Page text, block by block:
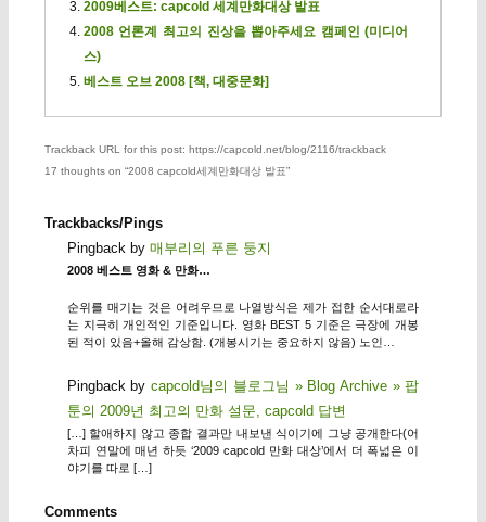
2009베스트: capcold 세계만화대상 발표
2008 언론계 최고의 진상을 뽑아주세요 캠페인 (미디어
스)
베스트 오브 2008 [책, 대중문화]
Trackback URL for this post: https://capcold.net/blog/2116/trackback
17 thoughts on “2008 capcold세계만화대상 발표”
Trackbacks/Pings
Pingback by 매부리의 푸른 둥지
2008 베스트 영화 & 만화…
순위를 매기는 것은 어려우므로 나열방식은 제가 접한 순서대로라
는 지극히 개인적인 기준입니다. 영화 BEST 5 기준은 극장에 개봉
된 적이 있음+올해 감상함. (개봉시기는 중요하지 않음) 노인…
Pingback bycapcold님의 블로그님 » Blog Archive » 팝
툰의 2009년 최고의 만화 설문, capcold 답변
[…] 할애하지 않고 종합 결과만 내보낸 식이기에 그냥 공개한다(어
차피 연말에 매년 하듯 ‘2009 capcold 만화 대상’에서 더 폭넓은 이
야기를 따로 […]
Comments